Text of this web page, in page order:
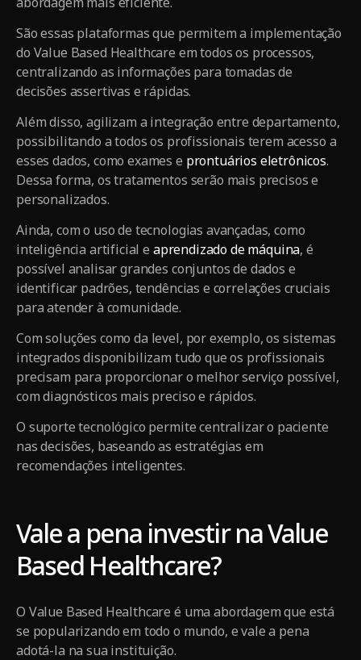
São essas plataformas que permitem a implementação
do Value Based Healthcare em todos os processos,
centralizando as informações para tomadas de
decisões assertivas e rápidas.
Além disso, agilizam a integração entre departamento,
possibilitando a todos os profissionais terem acesso a
esses dados, como exames e prontuários eletrônicos.
Dessa forma, os tratamentos serão mais precisos e
personalizados.
Ainda, com o uso de tecnologias avançadas, como
inteligência artificial e aprendizado de máquina, é
possível analisar grandes conjuntos de dados e
identificar padrões, tendências e correlações cruciais
para atender à comunidade.
Com soluções como da level, por exemplo, os sistemas
integrados disponibilizam tudo que os profissionais
precisam para proporcionar o melhor serviço possível,
com diagnósticos mais preciso e rápidos.
O suporte tecnológico permite centralizar o paciente
nas decisões, baseando as estratégias em
recomendações inteligentes.
Vale a pena investir na Value
Based Healthcare?
O Value Based Healthcare é uma abordagem que está
se popularizando em todo o mundo, e vale a pena
adotá-la na sua instituição.